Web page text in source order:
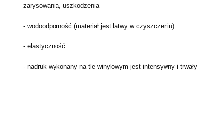
zarysowania, uszkodzenia
- wodoodporność (materiał jest łatwy w czyszczeniu)
- elastyczność
- nadruk wykonany na tle winylowym jest intensywny i trwały